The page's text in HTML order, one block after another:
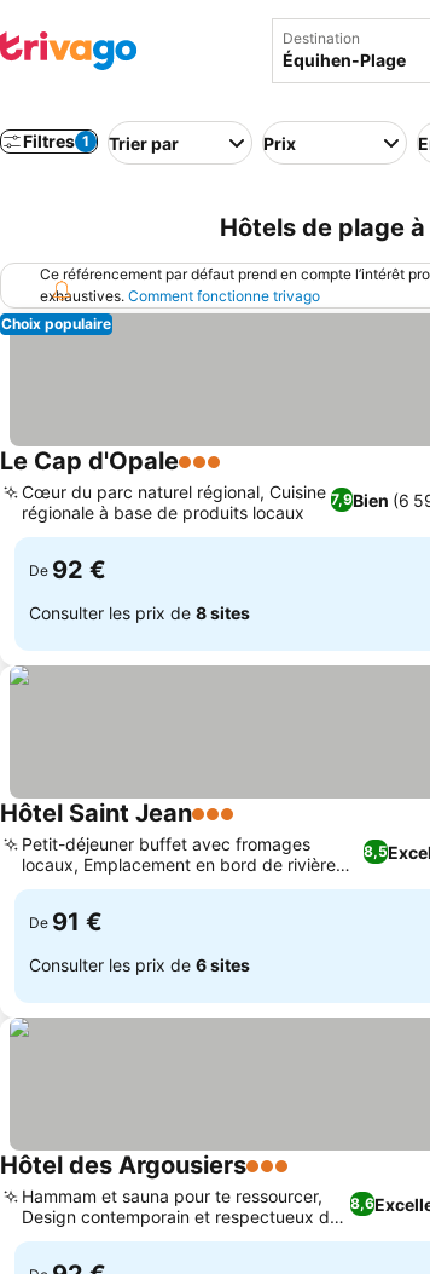
Destination
Filtres 1 Trier par Prix
Hôtels de plage
Ce référencement par défaut prend en compte l’intérêt
exhaustives. Comment fonctionne trivago
Choix populaire
Le Cap d'Opale3 Étoiles
7,9Bien (6
Cœur du parc naturel régional, Cuisine
régionale à base de produits locaux
De 92 €
Consulter les prix de 8 sites
Hôtel Saint Jean3 Étoiles
8,5
Petit-déjeuner buffet avec fromages
locaux, Emplacement en bord de rivière
près de la plage
De 91 €
Consulter les prix de 6 sites
Hôtel des Argousiers3 Étoiles
8,6
Hammam et sauna pour te ressourcer,
Design contemporain et respectueux de
la nature